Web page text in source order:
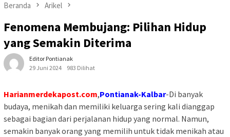
Beranda Arikel
Fenomena Membujang: Pilihan Hidup
yang Semakin Diterima
Editor Pontianak
29 Juni 2024
983 Dilihat
Harianmerdekapost.com,Pontianak-Kalbar-Di banyak
budaya, menikah dan memiliki keluarga sering kali dianggap
sebagai bagian dari perjalanan hidup yang normal. Namun,
semakin banyak orang yang memilih untuk tidak menikah atau